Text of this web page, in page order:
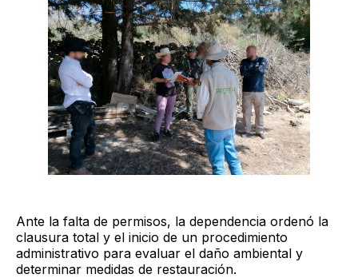
Ante la falta de permisos, la dependencia ordenó la
clausura total y el inicio de un procedimiento
administrativo para evaluar el daño ambiental y
determinar medidas de restauración.